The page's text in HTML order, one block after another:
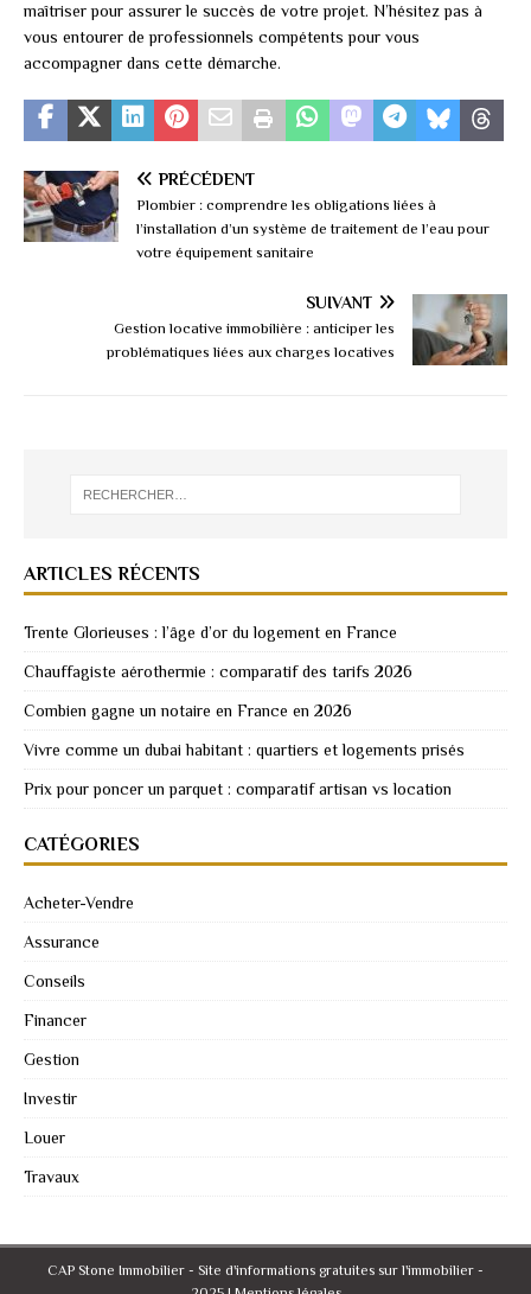
maîtriser pour assurer le succès de votre projet. N’hésitez pas à
vous entourer de professionnels compétents pour vous
accompagner dans cette démarche.
PRÉCÉDENT
Plombier : comprendre les obligations liées à
l’installation d’un système de traitement de l’eau pour
votre équipement sanitaire
SUIVANT
Gestion locative immobilière : anticiper les
problématiques liées aux charges locatives
ARTICLES RÉCENTS
Trente Glorieuses : l’âge d’or du logement en France
Chauffagiste aérothermie : comparatif des tarifs 2026
Combien gagne un notaire en France en 2026
Vivre comme un dubai habitant : quartiers et logements prisés
Prix pour poncer un parquet : comparatif artisan vs location
CATÉGORIES
Acheter-Vendre
Assurance
Conseils
Financer
Gestion
Investir
Louer
Travaux
CAP Stone Immobilier - Site d'informations gratuites sur l'immobilier -